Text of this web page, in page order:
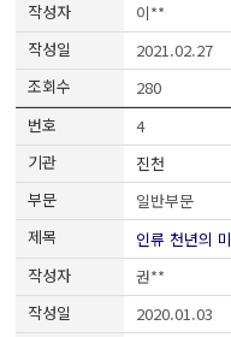
이**
2021.02.27
280
4
진천
일반부문
인류 천년의
권**
2020.01.03